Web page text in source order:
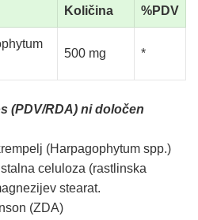
Količina %PDV
500 mg *
(PDV/RDA) ni določen
(Harpagophytum spp.)
celuloza (rastlinska
stearat.
(ZDA)